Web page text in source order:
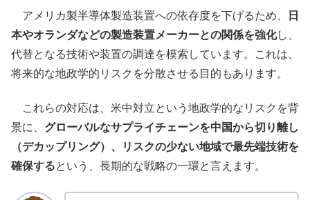
アメリカ製半導体製造装置への依存度を下げるため、
日
本やオランダなどの製造装置メーカーとの関係を強化し、
代替となる技術や装置の調達を模索しています。これは、
将来的な地政学的リスクを分散させる目的もあります。
これらの対応は、米中対立という地政学的なリスクを背
景に、 グローバルなサプライチェーンを中国から切り離し
（デカップリング）、リスクの少ない地域で最先端技術を
確保するという、長期的な戦略の一環と言えます。